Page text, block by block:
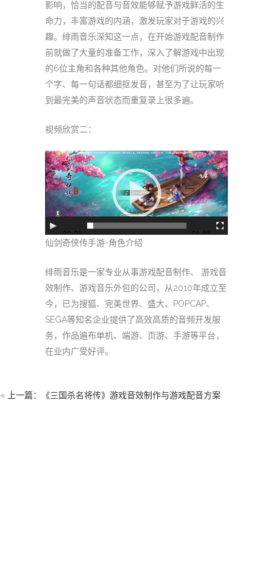
影响，恰当的配音与音效能够赋予游戏鲜活的生
命力，丰富游戏的内涵，激发玩家对于游戏的兴
趣。绯雨音乐深知这一点，在开始游戏配音制作
前就做了大量的准备工作，深入了解游戏中出现
的6位主角和各种其他角色。对他们所说的每一
个字、每一句话都细抠发音，甚至为了让玩家听
到最完美的声音状态而重复录上很多遍。
视频欣赏二：
视
频
播
放
器
00:00 01:11
仙剑奇侠传手游-角色介绍
绯雨音乐是一家专业从事游戏配音制作、 游戏音
效制作、游戏音乐外包的公司，从2010年成立至
今，已为搜狐、完美世界、盛大、POPCAP、
SEGA等知名企业提供了高效高质的音频开发服
务，作品遍布单机、端游、页游、手游等平台，
在业内广受好评。
« 上一篇：《三国杀名将传》游戏音效制作与游戏配音方案